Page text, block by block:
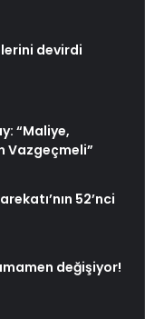
devirdi
“Maliye,
Vazgeçmeli”
52’nci
değişiyor!